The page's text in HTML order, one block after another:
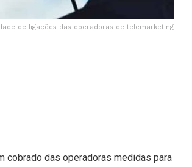
de ligações das operadoras de telemarketing
cobrado das operadoras medidas para